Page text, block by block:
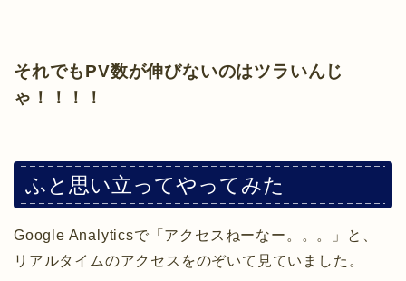
それでもPV数が伸びないのはツラいんじ
ゃ！！！！
ふと思い立ってやってみた
Google Analyticsで「アクセスねーなー。。。」と、
リアルタイムのアクセスをのぞいて見ていました。